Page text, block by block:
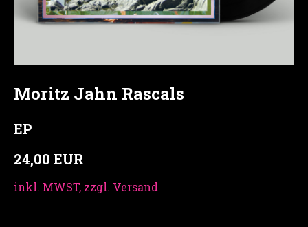
Moritz Jahn Rascals
EP
24,00 EUR
inkl. MWST, zzgl. Versand